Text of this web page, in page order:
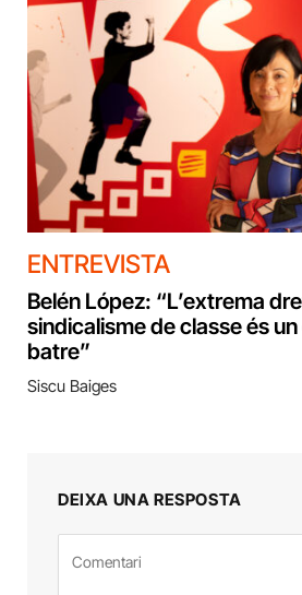
ENTREVISTA
Belén López: “L’extrema
sindicalisme de classe és
batre”
Siscu Baiges
DEIXA UNA RESPOSTA